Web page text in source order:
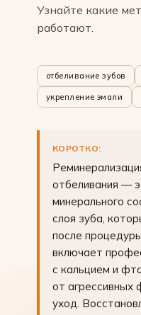
Узнайте какие
работают.
отбеливание зубов
укрепление эмали
КОРОТКО:
отбеливания —
минерального
слоя зуба,
после
включает
с кальцием и
от агрессивных
уход.